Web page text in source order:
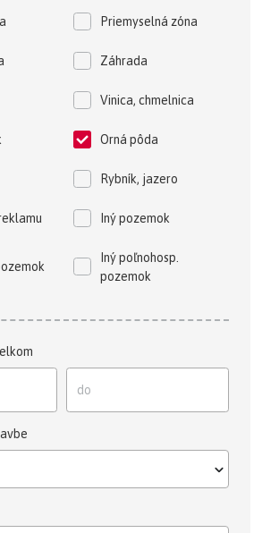
Priemyselná zóna
Záhrada
Vinica, chmelnica
Orná pôda
Rybník, jazero
Iný pozemok
Iný poľnohosp.
pozemok